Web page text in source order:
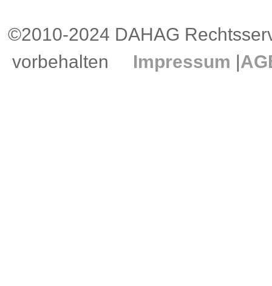
©2010-2024 DAHAG
vorbehalten Impressum |